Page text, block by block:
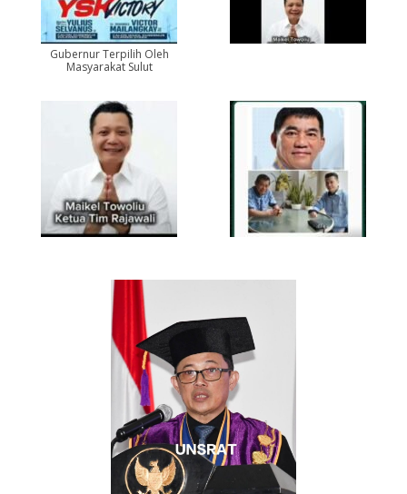
Gubernur Terpilih Oleh
Masyarakat Sulut